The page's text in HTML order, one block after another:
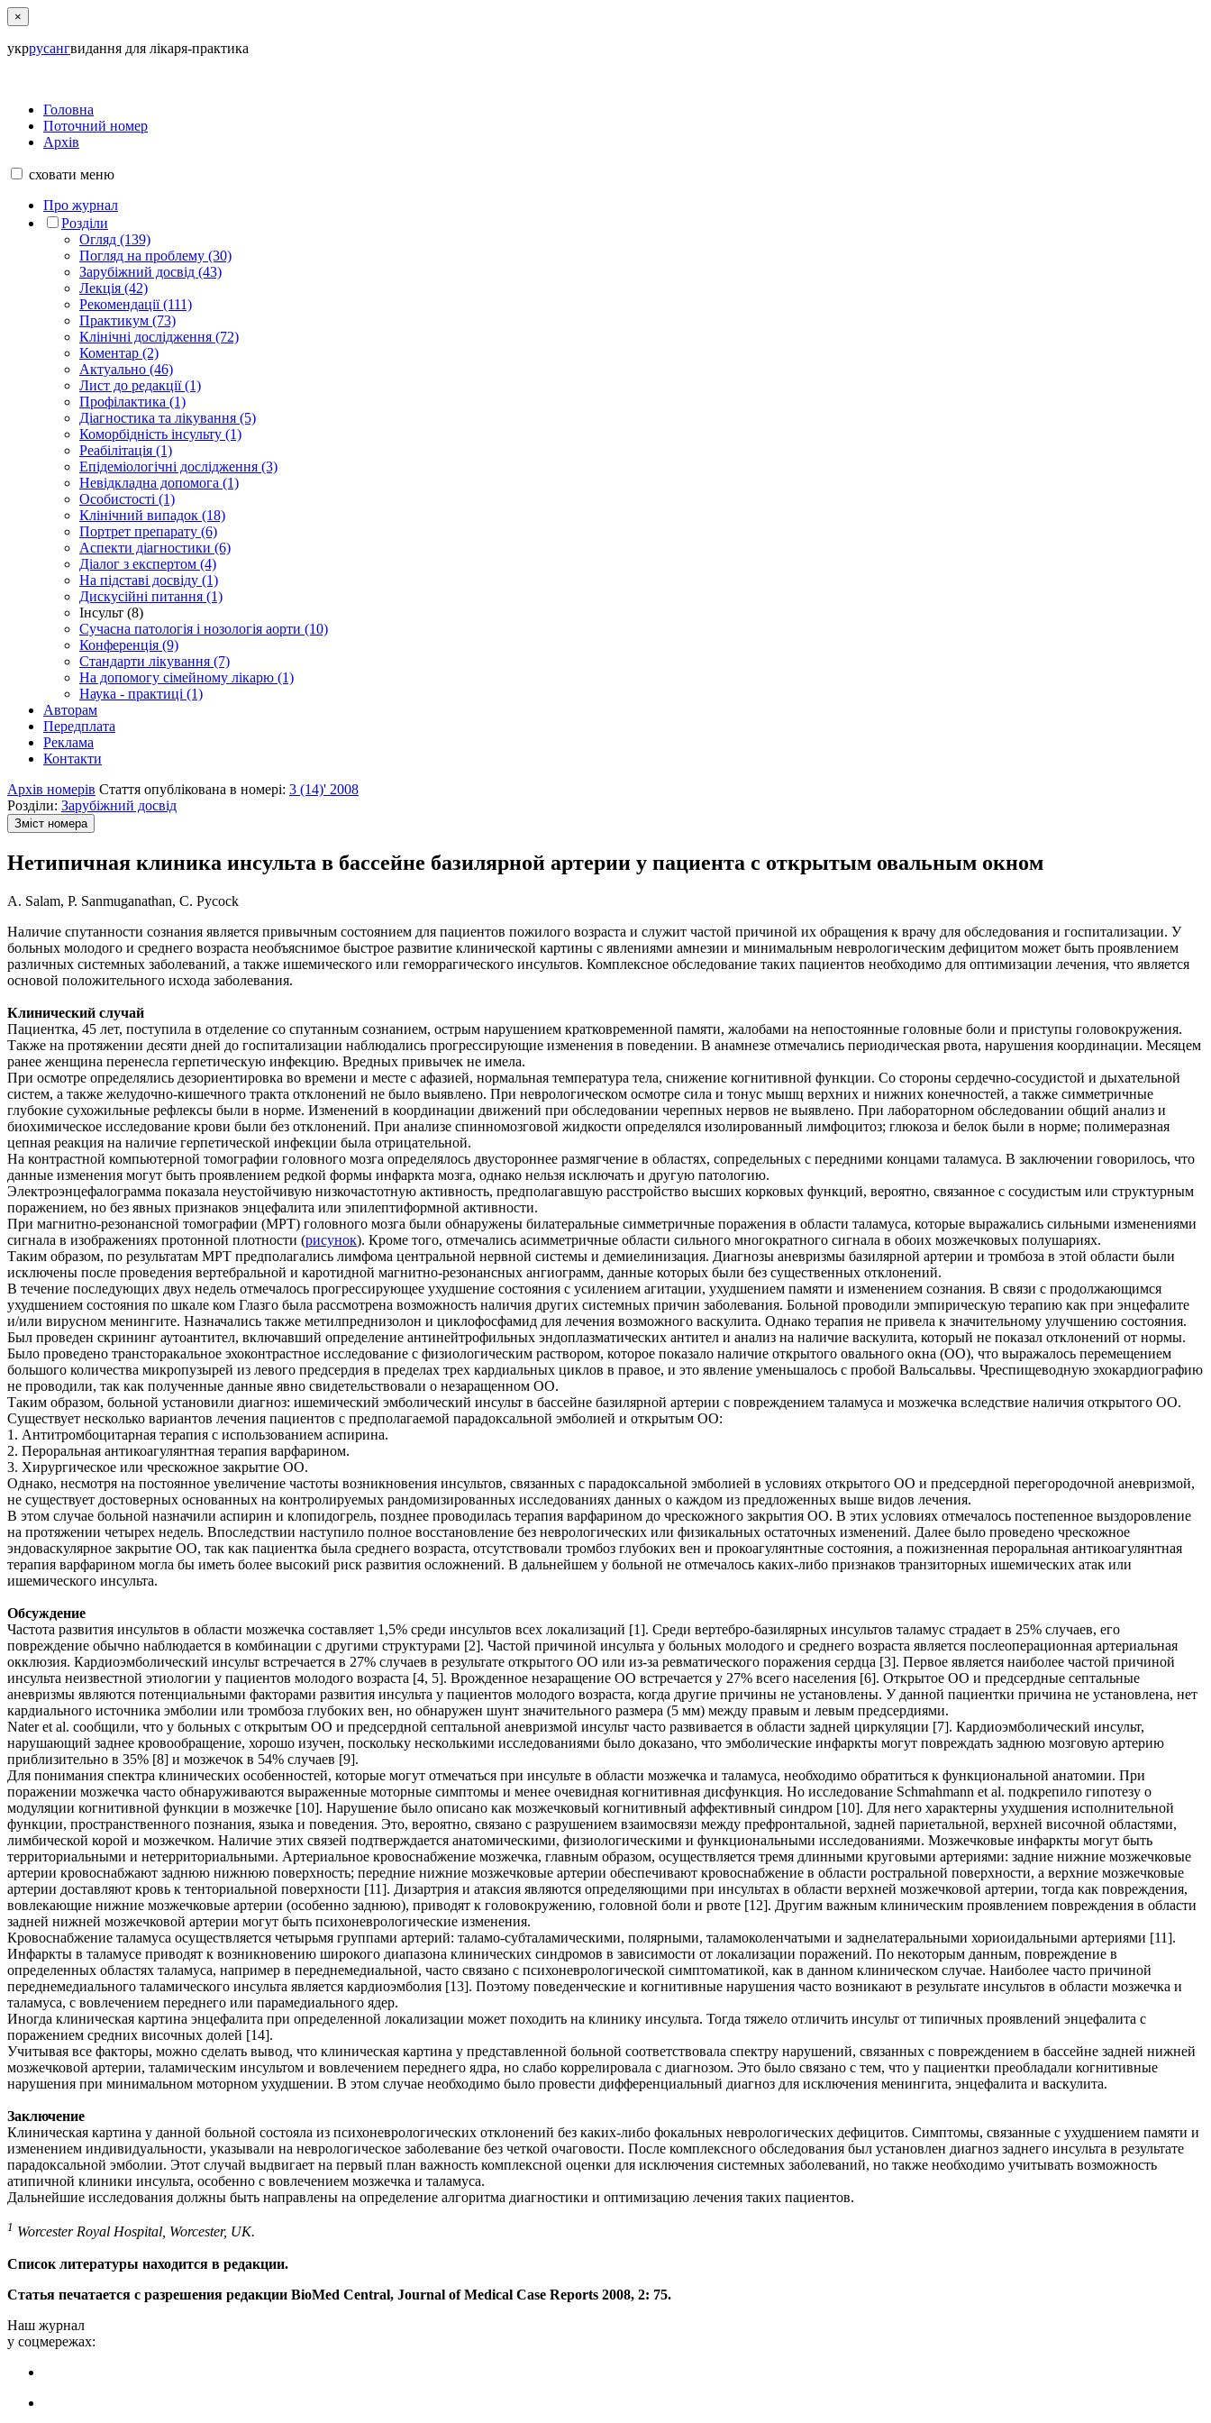
×
укррусангвидання для лікаря-практика
Головна
Поточний номер
Архів
сховати меню
Про журнал
Розділи
Огляд (139)
Погляд на проблему (30)
Зарубіжний досвід (43)
Лекція (42)
Рекомендації (111)
Практикум (73)
Клінічні дослідження (72)
Коментар (2)
Актуально (46)
Лист до редакції (1)
Профілактика (1)
Діагностика та лікування (5)
Коморбідність інсульту (1)
Реабілітація (1)
Епідеміологічні дослідження (3)
Невідкладна допомога (1)
Особистості (1)
Клінічний випадок (18)
Портрет препарату (6)
Аспекти діагностики (6)
Діалог з експертом (4)
На підставі досвіду (1)
Дискусійні питання (1)
Інсульт (8)
Сучасна патологія і нозологія аорти (10)
Конференція (9)
Стандарти лікування (7)
На допомогу сімейному лікарю (1)
Наука - практиці (1)
Авторам
Передплата
Реклама
Контакти
Архів номерів Стаття опублікована в номері: 3 (14)' 2008
Розділи: Зарубіжний досвід
Зміст номера
Нетипичная клиника инсульта в бассейне базилярной артерии у пациента с открытым овальным окном
A. Salam, P. Sanmuganathan, C. Pycock
Наличие спутанности сознания является привычным состоянием для пациентов пожилого возраста и служит частой причиной их обращения к врачу для обследования и госпитализации. У
больных молодого и среднего возраста необъяснимое быстрое развитие клинической картины с явлениями амнезии и минимальным неврологическим дефицитом может быть проявлением
различных системных заболеваний, а также ишемического или геморрагического инсультов. Комплексное обследование таких пациентов необходимо для оптимизации лечения, что является
основой положительного исхода заболевания.
Клинический случай
Пациентка, 45 лет, поступила в отделение со спутанным сознанием, острым нарушением кратковременной памяти, жалобами на непостоянные головные боли и приступы головокружения.
Также на протяжении десяти дней до госпитализации наблюдались прогрессирующие изменения в поведении. В анамнезе отмечались периодическая рвота, нарушения координации. Месяцем
ранее женщина перенесла герпетическую инфекцию. Вредных привычек не имела.
При осмотре определялись дезориентировка во времени и месте с афазией, нормальная температура тела, снижение когнитивной функции. Со стороны сердечно-сосудистой и дыхательной
систем, а также желудочно-кишечного тракта отклонений не было выявлено. При неврологическом осмотре сила и тонус мышц верхних и нижних конечностей, а также симметричные
глубокие сухожильные рефлексы были в норме. Изменений в координации движений при обследовании черепных нервов не выявлено. При лабораторном обследовании общий анализ и
биохимическое исследование крови были без отклонений. При анализе спинномозговой жидкости определялся изолированный лимфоцитоз; глюкоза и белок были в норме; полимеразная
цепная реакция на наличие герпетической инфекции была отрицательной.
На контрастной компьютерной томографии головного мозга определялось двустороннее размягчение в областях, сопредельных с передними концами таламуса. В заключении говорилось, что
данные изменения могут быть проявлением редкой формы инфаркта мозга, однако нельзя исключать и другую патологию.
Электроэнцефалограмма показала неустойчивую низкочастотную активность, предполагавшую расстройство высших корковых функций, вероятно, связанное с сосудистым или структурным
поражением, но без явных признаков энцефалита или эпилептиформной активности.
При магнитно-резонансной томографии (МРТ) головного мозга были обнаружены билатеральные симметричные поражения в области таламуса, которые выражались сильными изменениями
сигнала в изображениях протонной плотности (рисунок). Кроме того, отмечались асимметричные области сильного многократного сигнала в обоих мозжечковых полушариях.
Таким образом, по результатам МРТ предполагались лимфома центральной нервной системы и демиелинизация. Диагнозы аневризмы базилярной артерии и тромбоза в этой области были
исключены после проведения вертебральной и каротидной магнитно-резонансных ангиограмм, данные которых были без существенных отклонений.
В течение последующих двух недель отмечалось прогрессирующее ухудшение состояния с усилением агитации, ухудшением памяти и изменением сознания. В связи с продолжающимся
ухудшением состояния по шкале ком Глазго была рассмотрена возможность наличия других системных причин заболевания. Больной проводили эмпирическую терапию как при энцефалите
и/или вирусном менингите. Назначались также метилпреднизолон и циклофосфамид для лечения возможного васкулита. Однако терапия не привела к значительному улучшению состояния.
Был проведен скрининг аутоантител, включавший определение антинейтрофильных эндоплазматических антител и анализ на наличие васкулита, который не показал отклонений от нормы.
Было проведено трансторакальное эхоконтрастное исследование с физиологическим раствором, которое показало наличие открытого овального окна (ОО), что выражалось перемещением
большого количества микропузырей из левого предсердия в пределах трех кардиальных циклов в правое, и это явление уменьшалось с пробой Вальсальвы. Чреспищеводную эхокардиографию
не проводили, так как полученные данные явно свидетельствовали о незаращенном ОО.
Таким образом, больной установили диагноз: ишемический эмболический инсульт в бассейне базилярной артерии с повреждением таламуса и мозжечка вследствие наличия открытого ОО.
Существует несколько вариантов лечения пациентов с предполагаемой парадоксальной эмболией и открытым ОО:
1. Антитромбоцитарная терапия с использованием аспирина.
2. Пероральная антикоагулянтная терапия варфарином.
3. Хирургическое или чрескожное закрытие ОО.
Однако, несмотря на постоянное увеличение частоты возникновения инсультов, связанных с парадоксальной эмболией в условиях открытого ОО и предсердной перегородочной аневризмой,
не существует достоверных основанных на контролируемых рандомизированных исследованиях данных о каждом из предложенных выше видов лечения.
В этом случае больной назначили аспирин и клопидогрель, позднее проводилась терапия варфарином до чрескожного закрытия ОО. В этих условиях отмечалось постепенное выздоровление
на протяжении четырех недель. Впоследствии наступило полное восстановление без неврологических или физикальных остаточных изменений. Далее было проведено чрескожное
эндоваскулярное закрытие ОО, так как пациентка была среднего возраста, отсутствовали тромбоз глубоких вен и прокоагулянтные состояния, а пожизненная пероральная антикоагулянтная
терапия варфарином могла бы иметь более высокий риск развития осложнений. В дальнейшем у больной не отмечалось каких-либо признаков транзиторных ишемических атак или
ишемического инсульта.
Обсуждение
Частота развития инсультов в области мозжечка составляет 1,5% среди инсультов всех локализаций [1]. Среди вертебро-базилярных инсультов таламус страдает в 25% случаев, его
повреждение обычно наблюдается в комбинации с другими структурами [2]. Частой причиной инсульта у больных молодого и среднего возраста является послеоперационная артериальная
окклюзия. Кардиоэмболический инсульт встречается в 27% случаев в результате открытого ОО или из-за ревматического поражения сердца [3]. Первое является наиболее частой причиной
инсульта неизвестной этиологии у пациентов молодого возраста [4, 5]. Врожденное незаращение ОО встречается у 27% всего населения [6]. Открытое ОО и предсердные септальные
аневризмы являются потенциальными факторами развития инсульта у пациентов молодого возраста, когда другие причины не установлены. У данной пациентки причина не установлена, нет
кардиального источника эмболии или тромбоза глубоких вен, но обнаружен шунт значительного размера (5 мм) между правым и левым предсердиями.
Nater et al. сообщили, что у больных с открытым ОО и предсердной септальной аневризмой инсульт часто развивается в области задней циркуляции [7]. Кардиоэмболический инсульт,
нарушающий заднее кровообращение, хорошо изучен, поскольку несколькими исследованиями было доказано, что эмболические инфаркты могут повреждать заднюю мозговую артерию
приблизительно в 35% [8] и мозжечок в 54% случаев [9].
Для понимания спектра клинических особенностей, которые могут отмечаться при инсульте в области мозжечка и таламуса, необходимо обратиться к функциональной анатомии. При
поражении мозжечка часто обнаруживаются выраженные моторные симптомы и менее очевидная когнитивная дисфункция. Но исследование Schmahmann et al. подкрепило гипотезу о
модуляции когнитивной функции в мозжечке [10]. Нарушение было описано как мозжечковый когнитивный аффективный синдром [10]. Для него характерны ухудшения исполнительной
функции, пространственного познания, языка и поведения. Это, вероятно, связано с разрушением взаимосвязи между префронтальной, задней париетальной, верхней височной областями,
лимбической корой и мозжечком. Наличие этих связей подтверждается анатомическими, физиологическими и функциональными исследованиями. Мозжечковые инфаркты могут быть
территориальными и нетерриториальными. Артериальное кровоснабжение мозжечка, главным образом, осуществляется тремя длинными круговыми артериями: задние нижние мозжечковые
артерии кровоснабжают заднюю нижнюю поверхность; передние нижние мозжечковые артерии обеспечивают кровоснабжение в области ростральной поверхности, а верхние мозжечковые
артерии доставляют кровь к тенториальной поверхности [11]. Дизартрия и атаксия являются определяющими при инсультах в области верхней мозжечковой артерии, тогда как повреждения,
вовлекающие нижние мозжечковые артерии (особенно заднюю), приводят к головокружению, головной боли и рвоте [12]. Другим важным клиническим проявлением повреждения в области
задней нижней мозжечковой артерии могут быть психоневрологические изменения.
Кровоснабжение таламуса осуществляется четырьмя группами артерий: таламо-субталамическими, полярными, таламоколенчатыми и заднелатеральными хориоидальными артериями [11].
Инфаркты в таламусе приводят к возникновению широкого диапазона клинических синдромов в зависимости от локализации поражений. По некоторым данным, повреждение в
определенных областях таламуса, например в переднемедиальной, часто связано с психоневрологической симптоматикой, как в данном клиническом случае. Наиболее часто причиной
переднемедиального таламического инсульта является кардиоэмболия [13]. Поэтому поведенческие и когнитивные нарушения часто возникают в результате инсультов в области мозжечка и
таламуса, с вовлечением переднего или парамедиального ядер.
Иногда клиническая картина энцефалита при определенной локализации может походить на клинику инсульта. Тогда тяжело отличить инсульт от типичных проявлений энцефалита с
поражением средних височных долей [14].
Учитывая все факторы, можно сделать вывод, что клиническая картина у представленной больной соответствовала спектру нарушений, связанных с повреждением в бассейне задней нижней
мозжечковой артерии, таламическим инсультом и вовлечением переднего ядра, но слабо коррелировала с диагнозом. Это было связано с тем, что у пациентки преобладали когнитивные
нарушения при минимальном моторном ухудшении. В этом случае необходимо было провести дифференциальный диагноз для исключения менингита, энцефалита и васкулита.
Заключение
Клиническая картина у данной больной состояла из психоневрологических отклонений без каких-либо фокальных неврологических дефицитов. Симптомы, связанные с ухудшением памяти и
изменением индивидуальности, указывали на неврологическое заболевание без четкой очаговости. После комплексного обследования был установлен диагноз заднего инсульта в результате
парадоксальной эмболии. Этот случай выдвигает на первый план важность комплексной оценки для исключения системных заболеваний, но также необходимо учитывать возможность
атипичной клиники инсульта, особенно с вовлечением мозжечка и таламуса.
Дальнейшие исследования должны быть направлены на определение алгоритма диагностики и оптимизацию лечения таких пациентов.
1 Worcester Royal Hospital, Worcester, UK.
Список литературы находится в редакции.
Статья печатается с разрешения редакции BioMed Central, Journal of Medical Case Reports 2008, 2: 75.
Наш журнал
у соцмережах: